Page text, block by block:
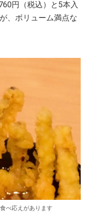
円（税込）と5本入
、ボリューム満点な
べ応えがあります